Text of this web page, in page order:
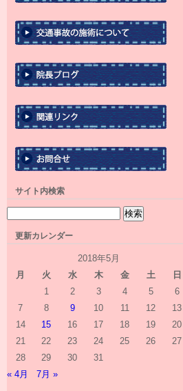
サイト内検索
更新カレンダー
2018年5月
月
火 水 木 金 土
日
1
2 3 4 5
6
7
8 9 10 11 12
13
14
15 16 17 18 19
20
21
22 23 24 25 26
27
28
29 30
31
« 4月
7月 »